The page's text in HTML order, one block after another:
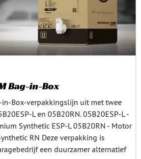
Bag-in-Box
in-Box-verpakkingslijn uit met twee
L en 05B20RN. 05B20ESP-L -
Synthetic ESP-L 05B20RN - Motor
RN Deze verpakking is
een duurzamer alternatief